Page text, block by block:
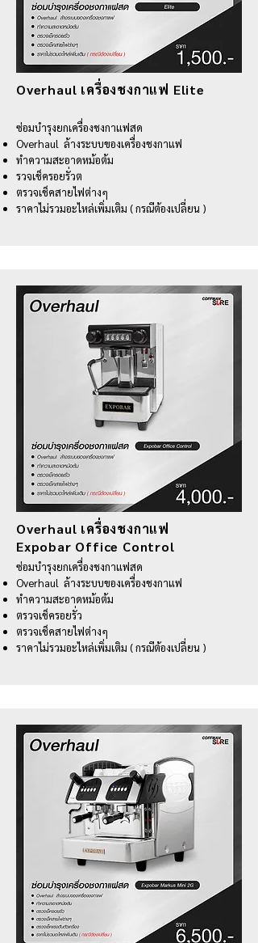
Overhaul เครื่องชงกาแฟ Elite
ซ่อมบำรุงยกเครื่องชงกาแฟสด
Overhaul ล้างระบบของเครื่องชงกาแฟ
ทำความสะอาดหม้อต้ม
รวจเช็ครอยรั่วต
ตรวจเช็คสายไฟต่างๆ
ราคาไม่รวมอะไหล่เพิ่มเติม ( กรณีต้องเปลี่ยน )
Overhaul เครื่องชงกาแฟ
Expobar Office Control
ซ่อมบำรุงยกเครื่องชงกาแฟสด
Overhaul ล้างระบบของเครื่องชงกาแฟ
ทำความสะอาดหม้อต้ม
ตรวจเช็ครอยรั่ว
ตรวจเช็คสายไฟต่างๆ
ราคาไม่รวมอะไหล่เพิ่มเติม ( กรณีต้องเปลี่ยน )